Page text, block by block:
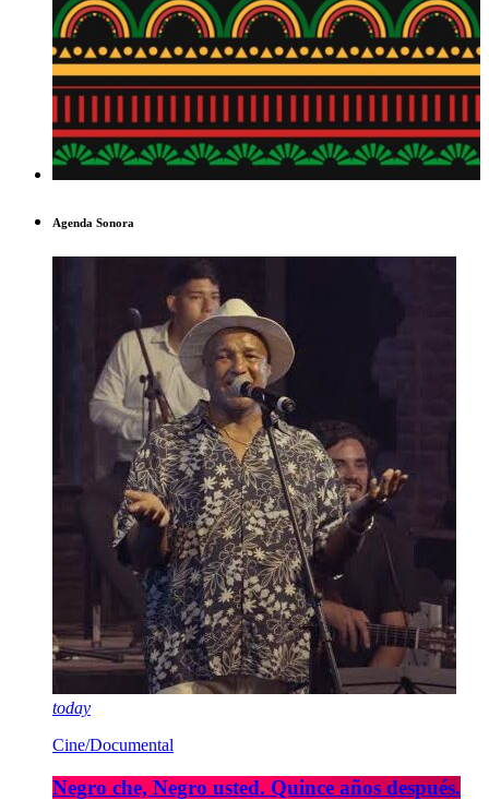
Agenda Sonora
today
Cine/Documental
Negro che, Negro usted. Quince años después.